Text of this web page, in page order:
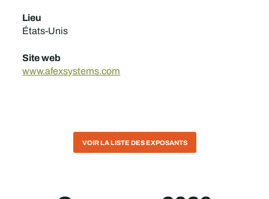
Lieu
États-Unis
Site web
www.afexsystems.com
VOIR LA LISTE DES EXPOSANTS